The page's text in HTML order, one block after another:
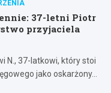
37-letni Piotr
przyjaciela
N., 37-latkowi, który stoi
jako oskarżony…